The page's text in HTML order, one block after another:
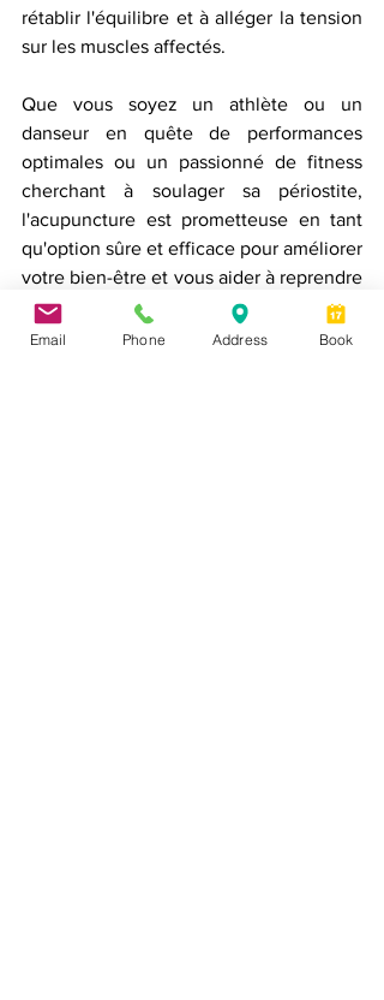
rétablir l'équilibre et à alléger la tension
sur les muscles affectés.
Que vous soyez un athlète ou un
danseur en quête de performances
optimales ou un passionné de fitness
cherchant à soulager sa périostite,
l'acupuncture est prometteuse en tant
qu'option sûre et efficace pour améliorer
votre bien-être et vous aider à reprendre
votre entraînement.
Email Phone Address Book